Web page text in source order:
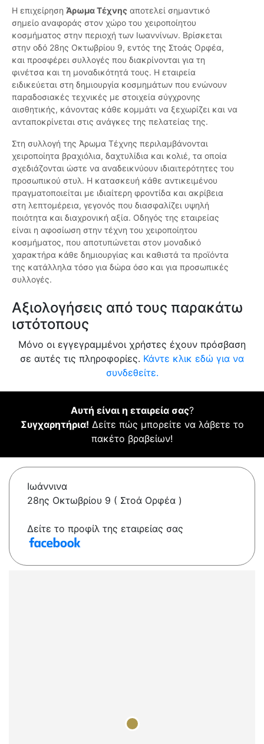
Η επιχείρηση Άρωμα Τέχνης αποτελεί σημαντικό
σημείο αναφοράς στον χώρο του χειροποίητου
κοσμήματος στην περιοχή των Ιωαννίνων. Βρίσκεται
στην οδό 28ης Οκτωβρίου 9, εντός της Στοάς Ορφέα,
και προσφέρει συλλογές που διακρίνονται για τη
φινέτσα και τη μοναδικότητά τους. Η εταιρεία
ειδικεύεται στη δημιουργία κοσμημάτων που ενώνουν
παραδοσιακές τεχνικές με στοιχεία σύγχρονης
αισθητικής, κάνοντας κάθε κομμάτι να ξεχωρίζει και να
ανταποκρίνεται στις ανάγκες της πελατείας της.
Στη συλλογή της Άρωμα Τέχνης περιλαμβάνονται
χειροποίητα βραχιόλια, δαχτυλίδια και κολιέ, τα οποία
σχεδιάζονται ώστε να αναδεικνύουν ιδιαιτερότητες του
προσωπικού στυλ. Η κατασκευή κάθε αντικειμένου
πραγματοποιείται με ιδιαίτερη φροντίδα και ακρίβεια
στη λεπτομέρεια, γεγονός που διασφαλίζει υψηλή
ποιότητα και διαχρονική αξία. Οδηγός της εταιρείας
είναι η αφοσίωση στην τέχνη του χειροποίητου
κοσμήματος, που αποτυπώνεται στον μοναδικό
χαρακτήρα κάθε δημιουργίας και καθιστά τα προϊόντα
της κατάλληλα τόσο για δώρα όσο και για προσωπικές
συλλογές.
Αξιολογήσεις από τους παρακάτω
ιστότοπους
Μόνο οι εγγεγραμμένοι χρήστες έχουν πρόσβαση
σε αυτές τις πληροφορίες. Κάντε κλικ εδώ για να
συνδεθείτε.
Αυτή είναι η εταιρεία σας?
Συγχαρητήρια! Δείτε πώς μπορείτε να λάβετε το
πακέτο βραβείων!
Ιωάννινα
28ης Οκτωβρίου 9 ( Στοά Ορφέα )
Δείτε το προφίλ της εταιρείας σας